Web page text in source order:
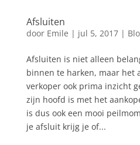
Afsluiten
door Emile | jul 5, 2017|
Afsluiten is niet alleen
binnen te harken, maar het
verkoper ook prima inzicht
zijn hoofd is met het
is dus ook een mooi
je afsluit krijg je of...